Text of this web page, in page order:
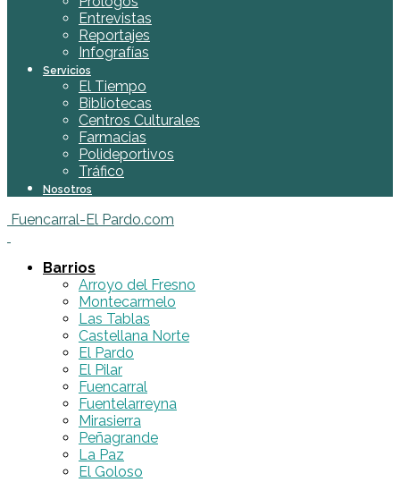
Entrevistas
Reportajes
Infografías
Servicios
El Tiempo
Bibliotecas
Centros Culturales
Farmacias
Polideportivos
Tráfico
Nosotros
Fuencarral-El Pardo.com
Barrios
Arroyo del Fresno
Montecarmelo
Las Tablas
Castellana Norte
El Pardo
El Pilar
Fuencarral
Fuentelarreyna
Mirasierra
Peñagrande
La Paz
El Goloso